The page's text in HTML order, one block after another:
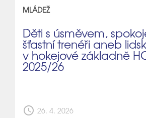
MLÁDEŽ
Děti s úsměvem,
šťastní trenéři aneb
v hokejové základně
2025/26
schedule 26. 4. 2026